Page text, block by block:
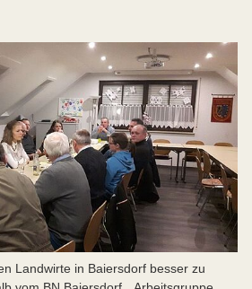
Landwirte in Baiersdorf besser zu